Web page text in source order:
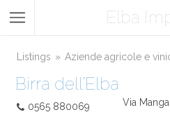
Elba
Listings Aziende agricole e
Birra dell’Elba
0565 880069 Via